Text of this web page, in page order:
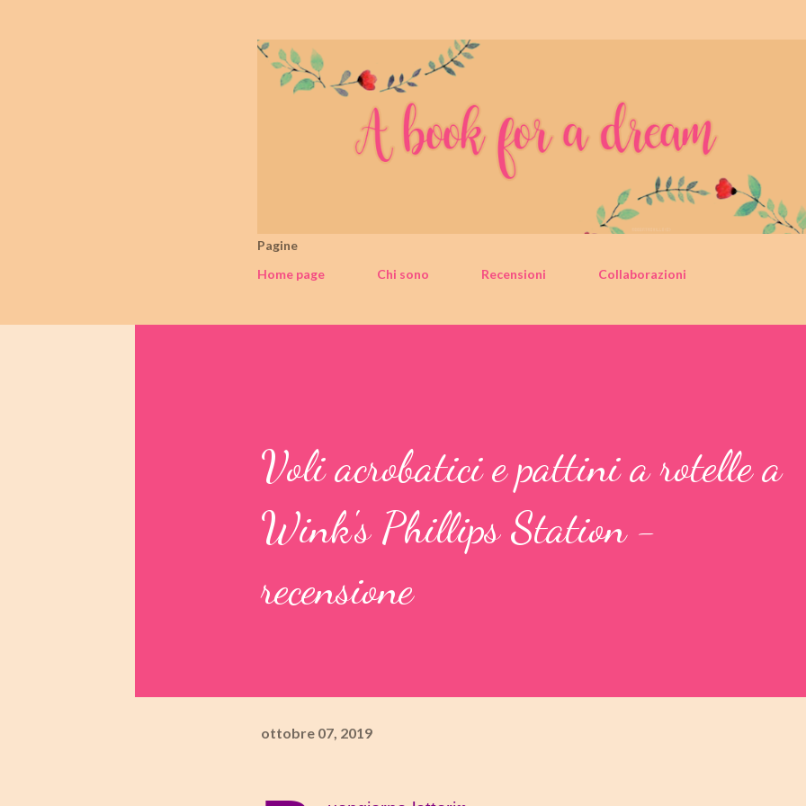
Pagine
Home page
Chi sono Recensioni Collaborazioni
Voli acrobatici e pattini a rotelle a
Wink's Phillips Station -
recensione
ottobre 07, 2019